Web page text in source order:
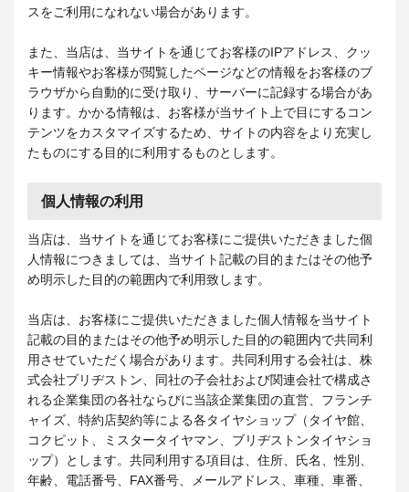
スをご利用になれない場合があります。
また、当店は、当サイトを通じてお客様のIPアドレス、クッ
キー情報やお客様が閲覧したページなどの情報をお客様のブ
ラウザから自動的に受け取り、サーバーに記録する場合があ
ります。かかる情報は、お客様が当サイト上で目にするコン
テンツをカスタマイズするため、サイトの内容をより充実し
たものにする目的に利用するものとします。
個人情報の利用
当店は、当サイトを通じてお客様にご提供いただきました個
人情報につきましては、当サイト記載の目的またはその他予
め明示した目的の範囲内で利用致します。
当店は、お客様にご提供いただきました個人情報を当サイト
記載の目的またはその他予め明示した目的の範囲内で共同利
用させていただく場合があります。共同利用する会社は、株
式会社ブリヂストン、同社の子会社および関連会社で構成さ
れる企業集団の各社ならびに当該企業集団の直営、フランチ
ャイズ、特約店契約等による各タイヤショップ（タイヤ館、
コクピット、ミスタータイヤマン、ブリヂストンタイヤショ
ップ）とします。共同利用する項目は、住所、氏名、性別、
年齢、電話番号、FAX番号、メールアドレス、車種、車番、